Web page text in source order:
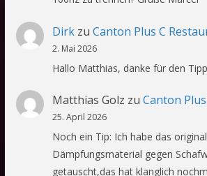
Dirkzu Canton Plus C
2. Mai 2026
Hallo Matthias, danke für den
Matthias Golz zu Canton
25. April 2026
Noch ein Tip: Ich habe das
Dämpfungsmaterial gegen
getauscht,das hat klanglich